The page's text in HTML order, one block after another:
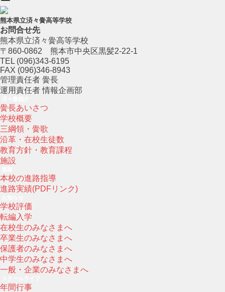
熊本県立済々黌高等学校
お問合せ先
熊本県立済々黌高等学校
〒860-0862 熊本市中央区黒髪2-22-1
TEL (096)343-6195
FAX (096)346-8943
管理責任者 黌長
運用責任者 情報企画部
黌長あいさつ
学校概要
三綱領・黌歌
沿革・在校生徒数
教育方針・教育課程
施設
本校の進路指導
進路実績(PDFリンク)
学校評価
転編入学
在校生のみなさまへ
卒業生のみなさまへ
保護者のみなさまへ
中学生のみなさまへ
一般・企業のみなさまへ
年間行事